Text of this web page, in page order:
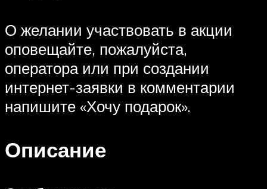
О желании участвовать в акции
оповещайте, пожалуйста,
оператора или при создании
интернет-заявки в комментарии
напишите «Хочу подарок».
Описание